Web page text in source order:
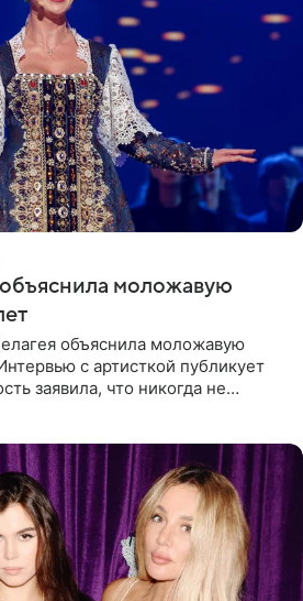
моложавую
объяснила моложавую
с артисткой публикует
заявила, что никогда не